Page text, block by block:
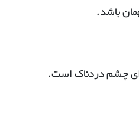
باشد.
چشم دردناک است.